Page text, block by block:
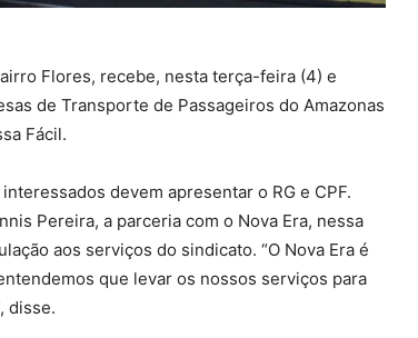
Flores, recebe, nesta terça-feira (4) e
de Transporte de Passageiros do Amazonas
Fácil.
devem apresentar o RG e CPF.
Pereira, a parceria com o Nova Era, nessa
aos serviços do sindicato. “O Nova Era é
que levar os nossos serviços para
disse.